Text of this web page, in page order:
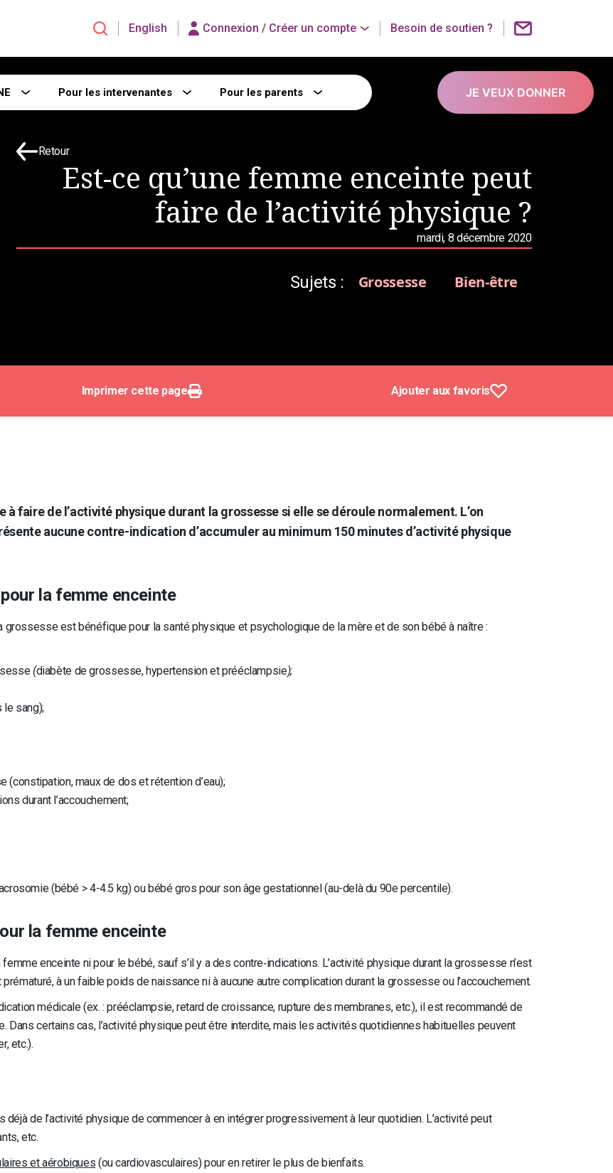
English Connexion / Créer un compte Besoin de soutien ?
Pour les intervenantes Pour les parents JE VEUX DONNER
Retour
Est-ce qu’une femme enceinte peut
faire de l’activité physique ?
mardi, 8 décembre 2020
Sujets : Grossesse Bien-être
Imprimer cette page Ajouter aux favoris
à faire de l’activité physique durant la grossesse si elle se déroule normalement. L’on
aucune contre-indication d’accumuler au minimum 150 minutes d’activité physique
la femme enceinte
grossesse est bénéfique pour la santé physique et psychologique de la mère et de son bébé à naître :
(diabète de grossesse, hypertension et prééclampsie);
le sang);
maux de dos et rétention d’eau);
durant l’accouchement;
(bébé > 4-4.5 kg) ou bébé gros pour son âge gestationnel (au-delà du 90e percentile).
la femme enceinte
enceinte ni pour le bébé, sauf s’il y a des contre‑indications. L’activité physique durant la grossesse n’est
à un faible poids de naissance ni à aucune autre complication durant la grossesse ou l’accouchement.
médicale (ex. : prééclampsie, retard de croissance, rupture des membranes, etc.), il est recommandé de
Dans certains cas, l’activité physique peut être interdite, mais les activités quotidiennes habituelles peuvent
etc.).
de l’activité physique de commencer à en intégrer progressivement à leur quotidien. L’activité peut
etc.
et aérobiques (ou cardiovasculaires) pour en retirer le plus de bienfaits.